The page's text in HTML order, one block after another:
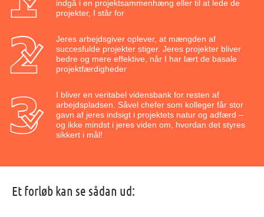
indgå i en projektsammenhæng eller til at lede de
projekter, I står for
Jeres arbejdsgiver oplever, at mængden af
succesfulde projekter stiger. Jeres projekter bliver
bedre og mere effektive, når I har lært de basale
projektfærdigheder
I bliver en veritabel vidensbank for resten af
arbejdspladsen. Såvel chefer som kolleger får stor
gavn af jeres indsigt i projektets natur og adfærd –
og ikke mindst i jeres viden om, hvordan det styres
sikkert i mål!
Et forløb kan se sådan ud: